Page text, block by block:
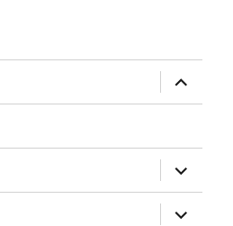
展
開
子
展
開
子
選展